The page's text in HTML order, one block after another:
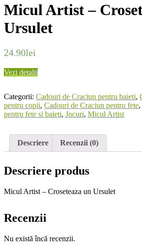
Micul Artist –
Ursulet
24.90lei
Vezi detalii
Categorii: Cadouri de Craciun pentru baieti,
pentru copii, Cadouri de Craciun pentru fete,
pentru fete si baieti, Jocuri, Micul Artist
Descriere Recenzii (0)
Descriere produs
Micul Artist – Croseteaza un Ursulet
Recenzii
Nu există încă recenzii.